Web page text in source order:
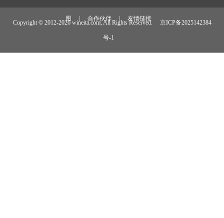
图 合作伙伴 友情链接
Copyright © 2012-2026 wineita.com, All Rights Reserved. 京ICP备2025142384
号-1